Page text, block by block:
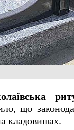
що
кладовищах.